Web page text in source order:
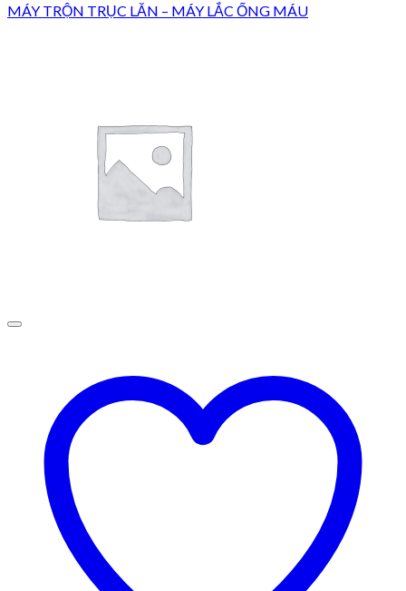
MÁY TRỘN TRỤC LĂN – MÁY LẮC ỐNG MÁU